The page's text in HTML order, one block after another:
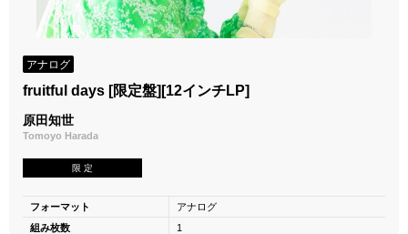
アナログ
fruitful days [限定盤][12インチLP]
原田知世
Tomoyo Harada
限 定
フォーマット
アナログ
組み枚数
1